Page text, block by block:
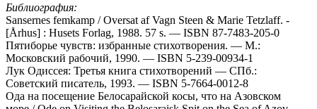
Библиография:
Sansernes femkamp / Oversat af Vagn Steen & Marie Tetzlaff. -
[Århus] : Husets Forlag, 1988. 57 s. — ISBN 87-7483-205-0
Пятиборье чувств: избранные стихотворения. — М.:
Московский рабочий, 1990. — ISBN 5-239-00934-1
Лук Одиссея: Третья книга стихотворений — СПб.:
Советский писатель, 1993. — ISBN 5-7664-0012-8
Ода на посещение Белосарайской косы, что на Азовском